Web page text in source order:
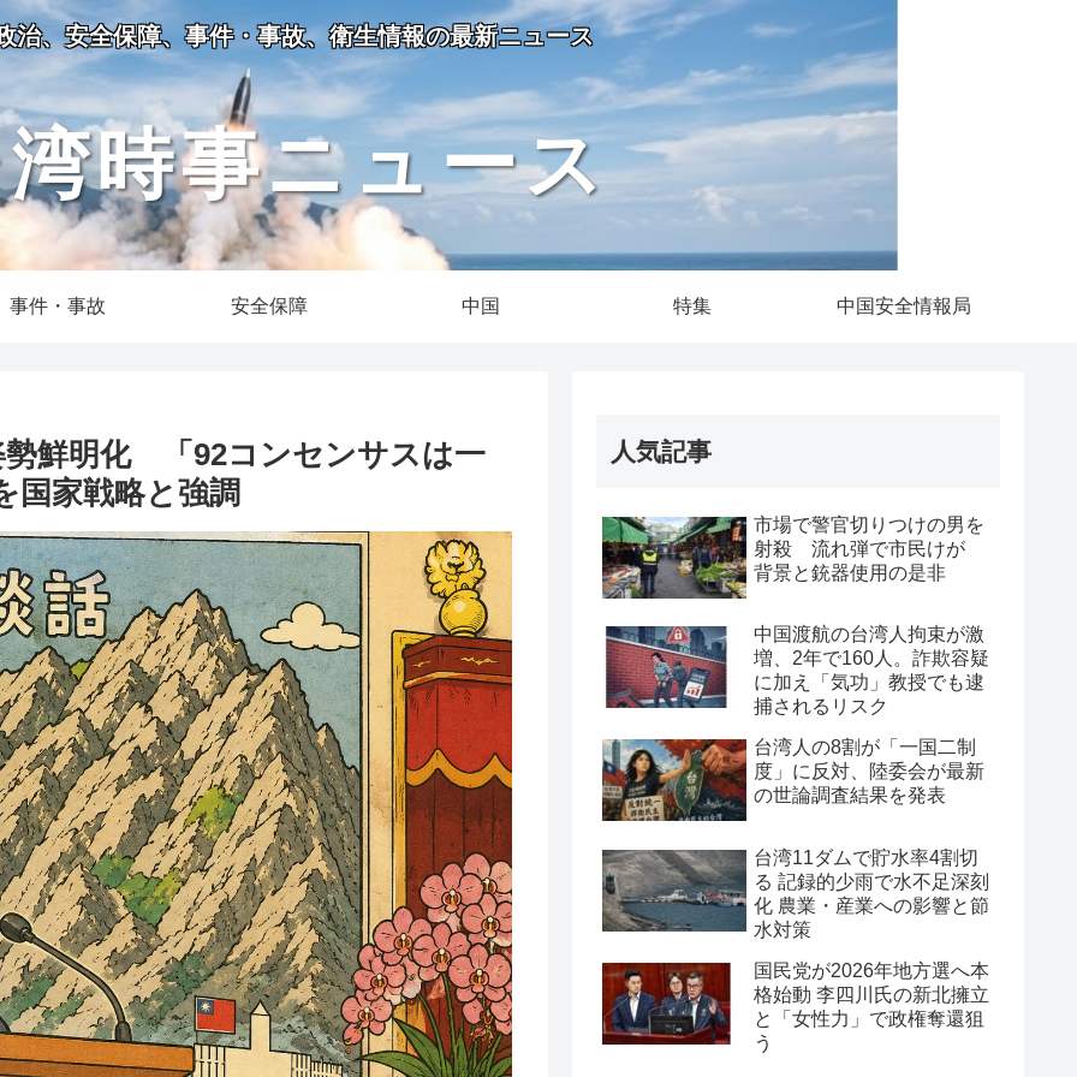
治、安全保障、事件・事故、衛生情報の最新ニュース
時事ニュース
事件・事故 安全保障 中国 特集 中国安全情報局
勢鮮明化 「92コンセンサスは一
家戦略と強調
人気記事
市場で警官切りつけの男を
射殺 流れ弾で市民けが
背景と銃器使用の是非
中国渡航の台湾人拘束が激
増、2年で160人。詐欺容疑
に加え「気功」教授でも逮
捕されるリスク
台湾人の8割が「一国二制
度」に反対、陸委会が最新
の世論調査結果を発表
台湾11ダムで貯水率4割切
る 記録的少雨で水不足深刻
化 農業・産業への影響と節
水対策
国民党が2026年地方選へ本
格始動 李四川氏の新北擁立
と「女性力」で政権奪還狙
う